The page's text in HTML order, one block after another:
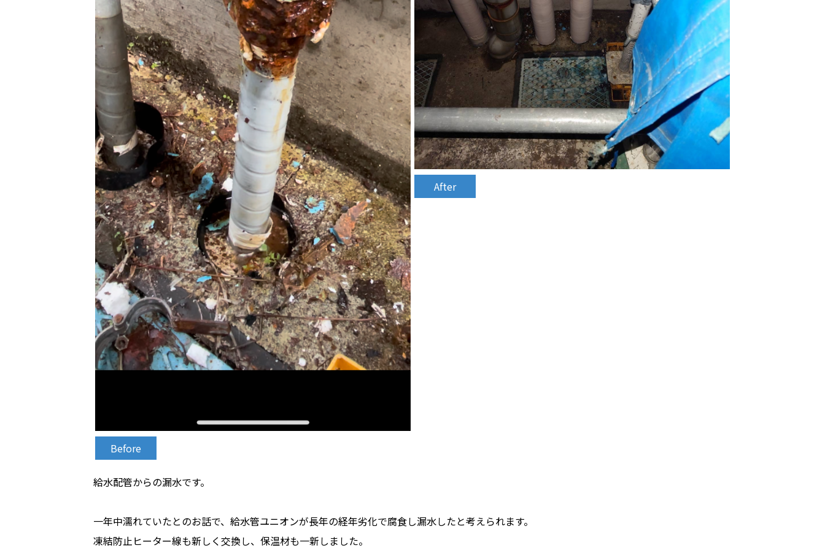
Before
After
給水配管からの漏水です。
一年中濡れていたとのお話で、給水管ユニオンが長年の経年劣化で腐食し漏水したと考えられます。
凍結防止ヒーター線も新しく交換し、保温材も一新しました。